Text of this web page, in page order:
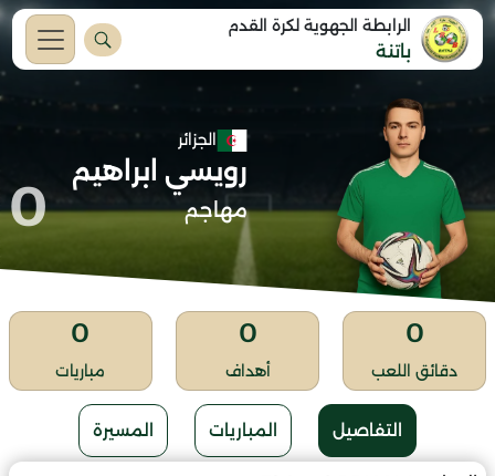
الرابطة الجهوية لكرة القدم
باتنة
الجزائر
رويسي ابراهيم
مهاجم 0
0
دقائق اللعب
0
أهداف
0
مباريات
التفاصيل المباريات المسيرة